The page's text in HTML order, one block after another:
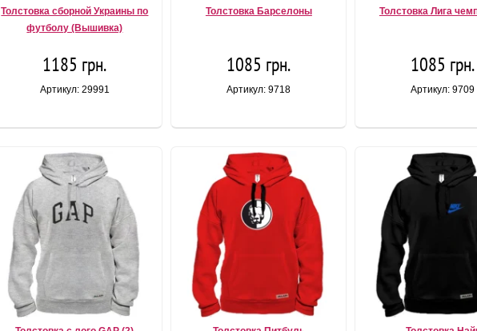
Толстовка сборной Украины по
футболу (Вышивка)
1185 грн.
Артикул: 29991
Толстовка Барселоны
1085 грн.
Артикул: 9718
Толстовка Лига
1085 грн.
Артикул: 9709